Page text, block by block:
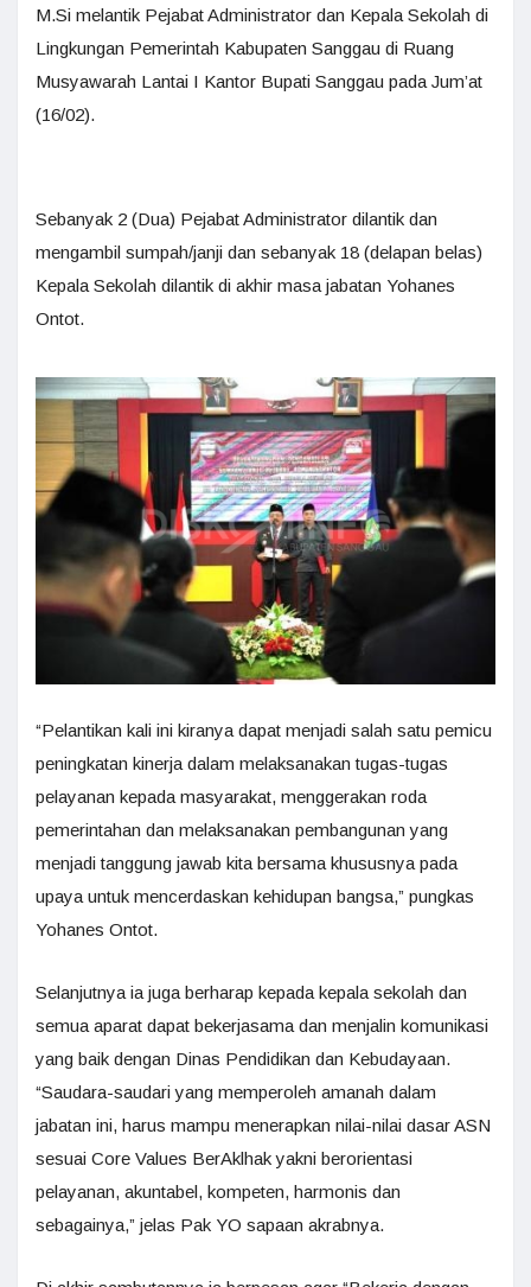
M.Si melantik Pejabat Administrator dan Kepala Sekolah di
Lingkungan Pemerintah Kabupaten Sanggau di Ruang
Musyawarah Lantai I Kantor Bupati Sanggau pada Jum’at
(16/02).
Sebanyak 2 (Dua) Pejabat Administrator dilantik dan
mengambil sumpah/janji dan sebanyak 18 (delapan belas)
Kepala Sekolah dilantik di akhir masa jabatan Yohanes
Ontot.
“Pelantikan kali ini kiranya dapat menjadi salah satu pemicu
peningkatan kinerja dalam melaksanakan tugas-tugas
pelayanan kepada masyarakat, menggerakan roda
pemerintahan dan melaksanakan pembangunan yang
menjadi tanggung jawab kita bersama khususnya pada
upaya untuk mencerdaskan kehidupan bangsa,” pungkas
Yohanes Ontot.
Selanjutnya ia juga berharap kepada kepala sekolah dan
semua aparat dapat bekerjasama dan menjalin komunikasi
yang baik dengan Dinas Pendidikan dan Kebudayaan.
“Saudara-saudari yang memperoleh amanah dalam
jabatan ini, harus mampu menerapkan nilai-nilai dasar ASN
sesuai Core Values BerAklhak yakni berorientasi
pelayanan, akuntabel, kompeten, harmonis dan
sebagainya,” jelas Pak YO sapaan akrabnya.